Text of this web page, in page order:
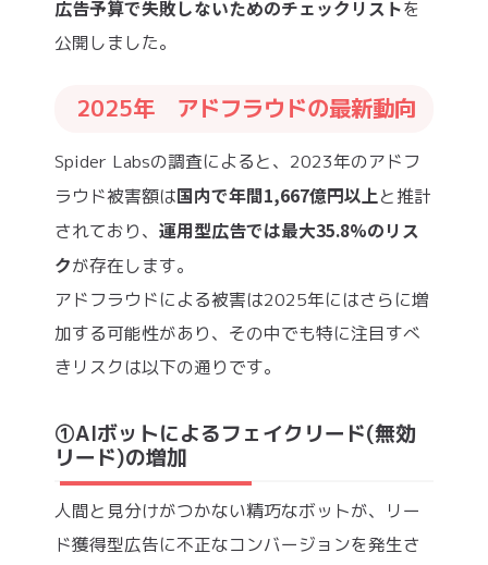
広告予算で失敗しないためのチェックリストを
公開しました。
2025年 アドフラウドの最新動向
Spider Labsの調査によると、2023年のアドフ
ラウド被害額は国内で年間1,667億円以上と推計
されており、 運用型広告では最大35.8%のリス
クが存在します。
アドフラウドによる被害は2025年にはさらに増
加する可能性があり、その中でも特に注目すべ
きリスクは以下の通りです。
①AIボットによるフェイクリード(無効
リード)の増加
人間と見分けがつかない精巧なボットが、リー
ド獲得型広告に不正なコンバージョンを発生さ